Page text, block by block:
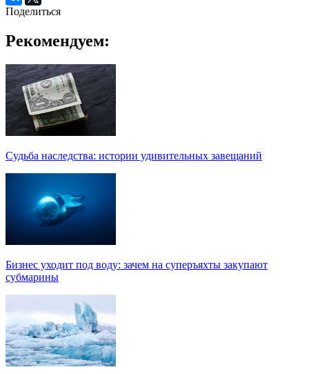
Поделиться
Рекомендуем:
Судьба наследства: истории удивительных завещаний
Бизнес уходит под воду: зачем на суперъяхты закупают
субмарины